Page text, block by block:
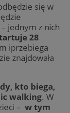
się w
jednym z nich
28
iprzebiega
znajdowała
kto biega,
walking. W
– w tym